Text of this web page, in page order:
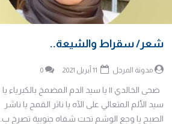
شعر/ سقراط والشيعة..
مدونة المرجل 0
ضحى الخالدي || يا سيد الدم المضمخ بالكبرياء يا
سيد الألم المتعالي على الآه يا ناثر القمح يا ناشر
الصبح يا وجع الوشم تحت شفاه جنوبية تصرخ ب...